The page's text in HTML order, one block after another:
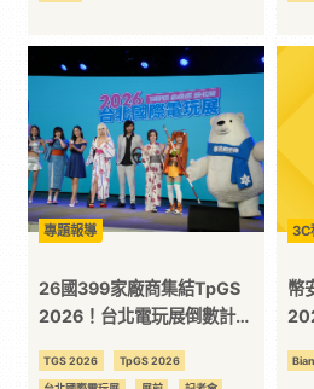
專題報導
26國399家廠商集結TpGS
2026！台北電玩展倒數計
500款遊戲齊發
TGS 2026 TpGS 2026
3C
幣